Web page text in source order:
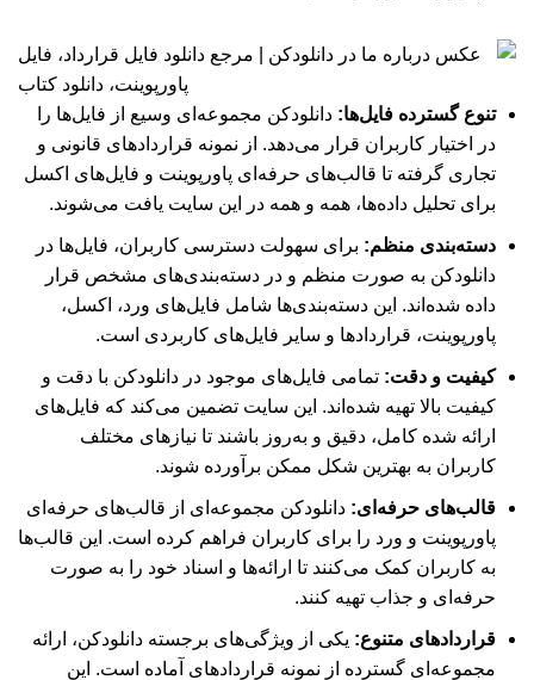
تنوع گسترده فایل‌ها: دانلودکن مجموعه‌ای وسیع از فایل‌ها را
در اختیار کاربران قرار می‌دهد. از نمونه قراردادهای قانونی و
تجاری گرفته تا قالب‌های حرفه‌ای پاورپوینت و فایل‌های اکسل
برای تحلیل داده‌ها، همه و همه در این سایت یافت می‌شوند.
دسته‌بندی منظم: برای سهولت دسترسی کاربران، فایل‌ها در
دانلودکن به صورت منظم و در دسته‌بندی‌های مشخص قرار
داده شده‌اند. این دسته‌بندی‌ها شامل فایل‌های ورد، اکسل،
پاورپوینت، قراردادها و سایر فایل‌های کاربردی است.
کیفیت و دقت: تمامی فایل‌های موجود در دانلودکن با دقت و
کیفیت بالا تهیه شده‌اند. این سایت تضمین می‌کند که فایل‌های
ارائه شده کامل، دقیق و به‌روز باشند تا نیازهای مختلف
کاربران به بهترین شکل ممکن برآورده شوند.
قالب‌های حرفه‌ای: دانلودکن مجموعه‌ای از قالب‌های حرفه‌ای
پاورپوینت و ورد را برای کاربران فراهم کرده است. این قالب‌ها
به کاربران کمک می‌کنند تا ارائه‌ها و اسناد خود را به صورت
حرفه‌ای و جذاب تهیه کنند.
قراردادهای متنوع: یکی از ویژگی‌های برجسته دانلودکن، ارائه
مجموعه‌ای گسترده از نمونه قراردادهای آماده است. این